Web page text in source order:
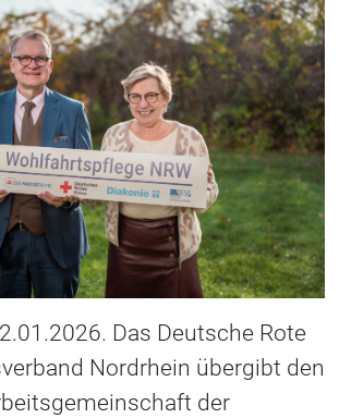
Das Deutsche Rote
Nordrhein übergibt den
der